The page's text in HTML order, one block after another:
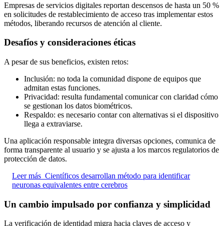
Empresas de servicios digitales reportan descensos de hasta un 50 %
en solicitudes de restablecimiento de acceso tras implementar estos
métodos, liberando recursos de atención al cliente.
Desafíos y consideraciones éticas
A pesar de sus beneficios, existen retos:
Inclusión: no toda la comunidad dispone de equipos que
admitan estas funciones.
Privacidad: resulta fundamental comunicar con claridad cómo
se gestionan los datos biométricos.
Respaldo: es necesario contar con alternativas si el dispositivo
llega a extraviarse.
Una aplicación responsable integra diversas opciones, comunica de
forma transparente al usuario y se ajusta a los marcos regulatorios de
protección de datos.
Leer más Científicos desarrollan método para identificar
neuronas equivalentes entre cerebros
Un cambio impulsado por confianza y simplicidad
La verificación de identidad migra hacia claves de acceso y